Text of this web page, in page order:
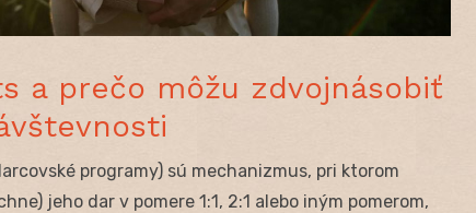
a prečo môžu zdvojnásobiť
programy) sú mechanizmus, pri ktorom
jeho dar v pomere 1:1, 2:1 alebo iným pomerom,